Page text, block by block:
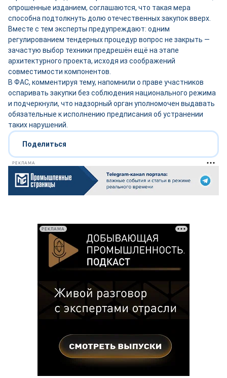
опрошенные изданием, соглашаются, что такая мера
способна подтолкнуть долю отечественных закупок вверх.
Вместе с тем эксперты предупреждают: одним
регулированием тендерных процедур вопрос не закрыть —
зачастую выбор техники предрешён ещё на этапе
архитектурного проекта, исходя из соображений
совместимости компонентов.
В ФАС, комментируя тему, напомнили о праве участников
оспаривать закупки без соблюдения национального режима
и подчеркнули, что надзорный орган уполномочен выдавать
обязательные к исполнению предписания об устранении
таких нарушений.
Поделиться
РЕКЛАМА
РЕКЛАМА